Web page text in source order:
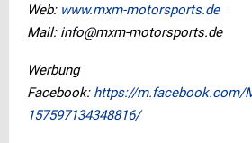
Web: www.mxm-motorsports.de
Mail: info@mxm-motorsports.de
Werbung
Facebook: https://m.facebook.com/
157597134348816/